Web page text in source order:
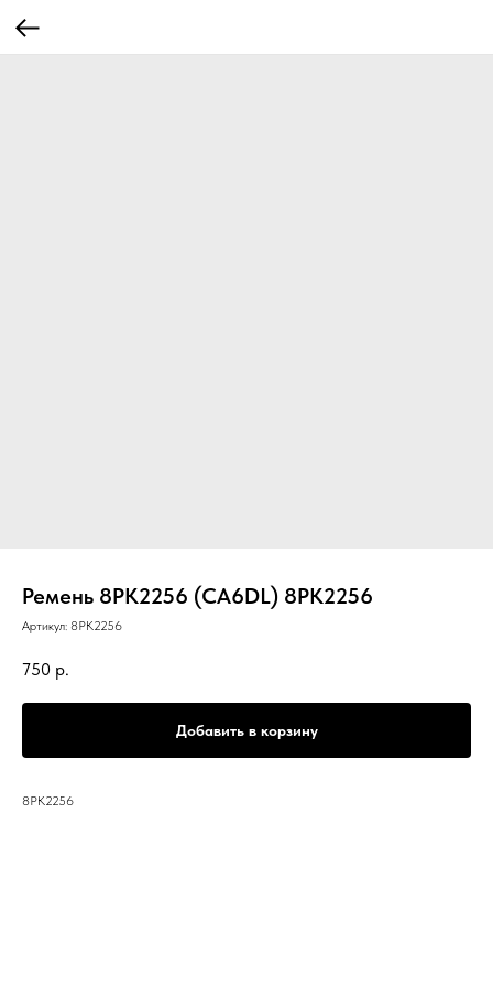
Ремень 8РК2256 (CA6DL) 8РК2256
Артикул: 8РК2256
750 р.
Добавить в корзину
8РК2256